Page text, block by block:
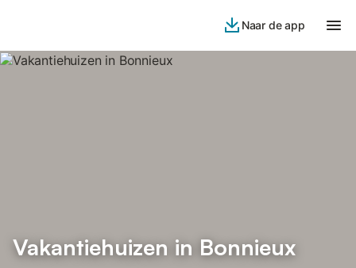
Naar de app
Vakantiehuizen in Bonnieux